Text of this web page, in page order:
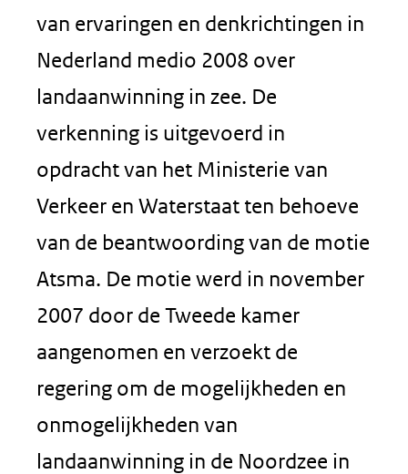
van ervaringen en denkrichtingen in
Nederland medio 2008 over
landaanwinning in zee. De
verkenning is uitgevoerd in
opdracht van het Ministerie van
Verkeer en Waterstaat ten behoeve
van de beantwoording van de motie
Atsma. De motie werd in november
2007 door de Tweede kamer
aangenomen en verzoekt de
regering om de mogelijkheden en
onmogelijkheden van
landaanwinning in de Noordzee in